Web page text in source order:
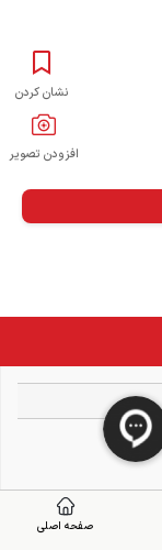
نشان کردن
افزودن تصویر
صفحه اصلی